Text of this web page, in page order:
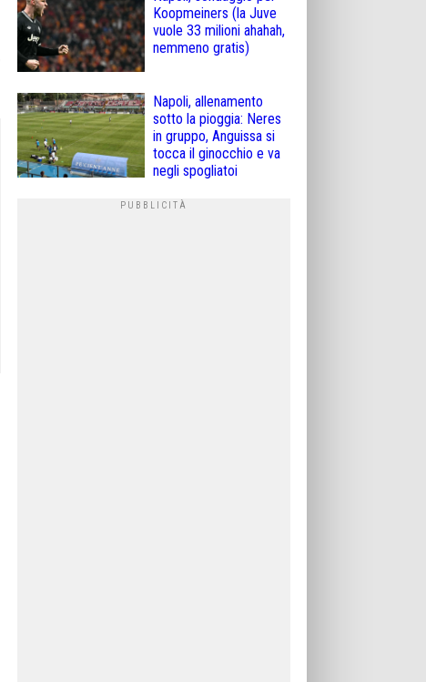
Koopmeiners (la Juve
vuole 33 milioni ahahah,
nemmeno gratis)
Napoli, allenamento
sotto la pioggia: Neres
in gruppo, Anguissa si
tocca il ginocchio e va
negli spogliatoi